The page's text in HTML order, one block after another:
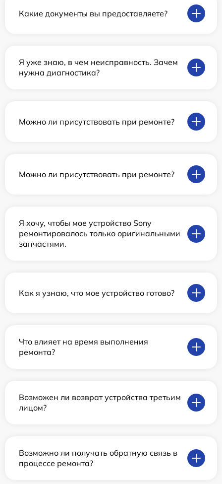
Какие документы вы предоставляете?
Я уже знаю, в чем неисправность. Зачем
нужна диагностика?
Можно ли присутствовать при ремонте?
Можно ли присутствовать при ремонте?
Я хочу, чтобы мое устройство Sony
ремонтировалось только оригинальными
запчастями.
Как я узнаю, что мое устройство готово?
Что влияет на время выполнения
ремонта?
Возможен ли возврат устройства третьим
лицом?
Возможно ли получать обратную связь в
процессе ремонта?